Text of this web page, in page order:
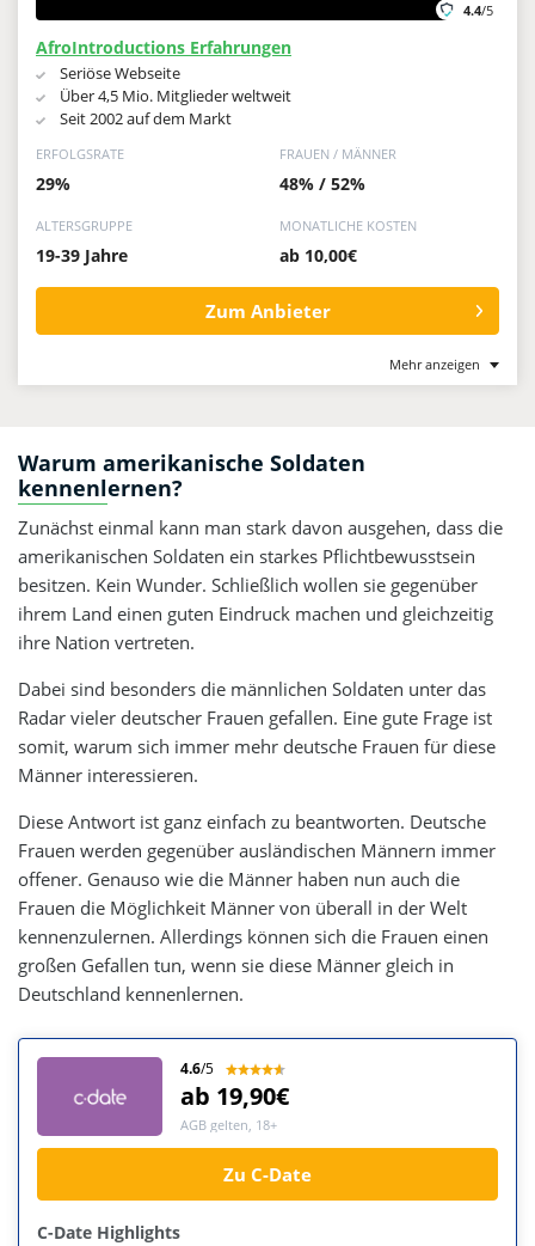
4.4/5
AfroIntroductions Erfahrungen
Seriöse Webseite
Über 4,5 Mio. Mitglieder weltweit
Seit 2002 auf dem Markt
ERFOLGSRATE
29%
FRAUEN / MÄNNER
48% / 52%
ALTERSGRUPPE
19-39 Jahre
MONATLICHE KOSTEN
ab 10,00€
Zum Anbieter
Mehr anzeigen
Warum amerikanische Soldaten
kennenlernen?
Zunächst einmal kann man stark davon ausgehen, dass die
amerikanischen Soldaten ein starkes Pflichtbewusstsein
besitzen. Kein Wunder. Schließlich wollen sie gegenüber
ihrem Land einen guten Eindruck machen und gleichzeitig
ihre Nation vertreten.
Dabei sind besonders die männlichen Soldaten unter das
Radar vieler deutscher Frauen gefallen. Eine gute Frage ist
somit, warum sich immer mehr deutsche Frauen für diese
Männer interessieren.
Diese Antwort ist ganz einfach zu beantworten. Deutsche
Frauen werden gegenüber ausländischen Männern immer
offener. Genauso wie die Männer haben nun auch die
Frauen die Möglichkeit Männer von überall in der Welt
kennenzulernen. Allerdings können sich die Frauen einen
großen Gefallen tun, wenn sie diese Männer gleich in
Deutschland kennenlernen.
4.6/5
ab 19,90€
AGB gelten, 18+
Zu C-Date
C-Date Highlights